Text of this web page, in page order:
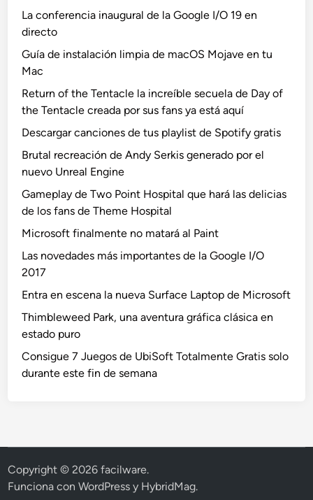
La conferencia inaugural de la Google I/O 19 en
directo
Guía de instalación limpia de macOS Mojave en tu
Mac
Return of the Tentacle la increíble secuela de Day of
the Tentacle creada por sus fans ya está aquí
Descargar canciones de tus playlist de Spotify gratis
Brutal recreación de Andy Serkis generado por el
nuevo Unreal Engine
Gameplay de Two Point Hospital que hará las delicias
de los fans de Theme Hospital
Microsoft finalmente no matará al Paint
Las novedades más importantes de la Google I/O
2017
Entra en escena la nueva Surface Laptop de Microsoft
Thimbleweed Park, una aventura gráfica clásica en
estado puro
Consigue 7 Juegos de UbiSoft Totalmente Gratis solo
durante este fin de semana
Copyright © 2026facilware.
Funciona conWordPress y HybridMag.